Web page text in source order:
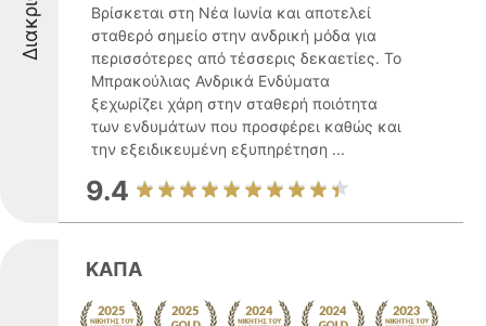
Βρίσκεται στη Νέα Ιωνία και αποτελεί
σταθερό σημείο στην ανδρική μόδα για
περισσότερες από τέσσερις δεκαετίες. Το
Μπρακούλιας Ανδρικά Ενδύματα
ξεχωρίζει χάρη στην σταθερή ποιότητα
των ενδυμάτων που προσφέρει καθώς και
την εξειδικευμένη εξυπηρέτηση ...
9.4
ΚΑΠΑ